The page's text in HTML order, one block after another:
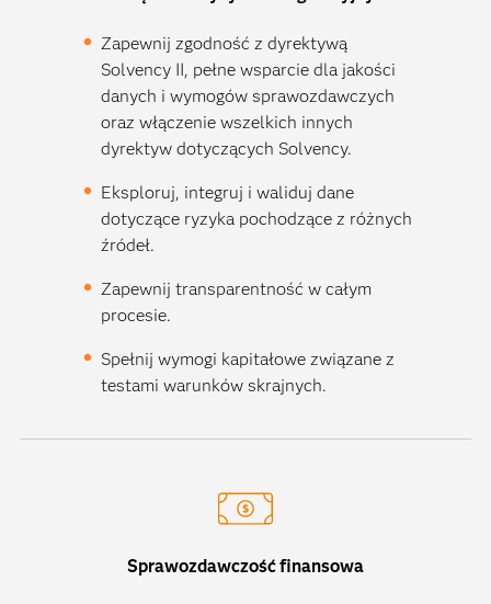
Zapewnij zgodność z dyrektywą
Solvency II, pełne wsparcie dla jakości
danych i wymogów sprawozdawczych
oraz włączenie wszelkich innych
dyrektyw dotyczących Solvency.
Eksploruj, integruj i waliduj dane
dotyczące ryzyka pochodzące z różnych
źródeł.
Zapewnij transparentność w całym
procesie.
Spełnij wymogi kapitałowe związane z
testami warunków skrajnych.
Sprawozdawczość finansowa